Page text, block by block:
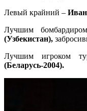
Левый крайний –
Лучшим
(Узбекистан),
Лучшим игроком
(Беларусь-2004).